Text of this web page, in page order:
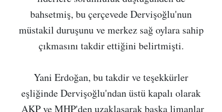
bahsetmiş, bu çerçevede Dervişoğlu'nun
müstakil duruşunu ve merkez sağ oylara sahip
çıkmasını takdir ettiğini belirtmişti.
Yani Erdoğan, bu takdir ve teşekkürler
eşliğinde Dervişoğlu'ndan üstü kapalı olarak
AKP ve MHP'den uzaklaşarak başka limanlar